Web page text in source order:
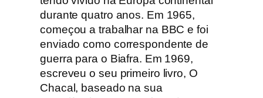
r
a
d
e
F
r
durante quatro anos. Em 1965,
começou a trabalhar na BBC e foi
enviado como correspondente de
guerra para o Biafra. Em 1969,
escreveu o seu primeiro livro, O
Chacal, baseado na sua